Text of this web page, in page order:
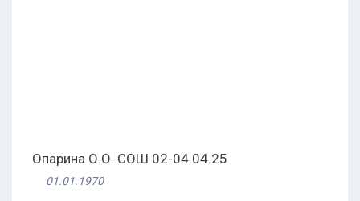
Опарина О.О. СОШ 02-04.04.25
01.01.1970